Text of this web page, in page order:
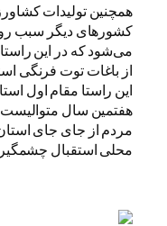
همچنین تولیدات
کشورهای دیگر سبب
می‌شود که در این
از باغات توت فرنگی
این راستا مقام اول
هفتمین سال
مردم از جای جای
محلی استقبال